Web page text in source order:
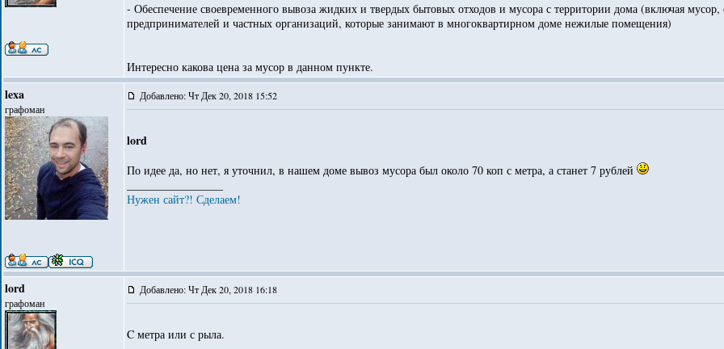
- Обеспечение своевременного вывоза жидких и твердых бытовых отходов и мусора с территории дома (включая мусор,
предпринимателей и частных организаций, которые занимают в многоквартирном доме нежилые помещения)
Интересно какова цена за мусор в данном пункте.
lexa
графоман
Добавлено: Чт Дек 20, 2018 15:52
lord
По идее да, но нет, я уточнил, в нашем доме вывоз мусора был около 70 коп с метра, а станет 7 рублей
Нужен сайт?! Сделаем!
lord
графоман
Добавлено: Чт Дек 20, 2018 16:18
C метра или с рыла.